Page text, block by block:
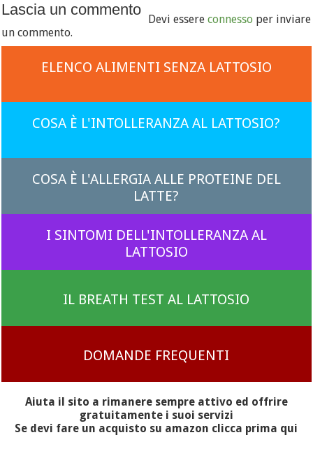
Lascia un commento
Devi essereconnesso per inviare
un commento.
ELENCO ALIMENTI SENZA LATTOSIO
COSA È L'INTOLLERANZA AL LATTOSIO?
COSA È L'ALLERGIA ALLE PROTEINE DEL
LATTE?
I SINTOMI DELL'INTOLLERANZA AL
LATTOSIO
IL BREATH TEST AL LATTOSIO
DOMANDE FREQUENTI
Aiuta il sito a rimanere sempre attivo ed offrire
gratuitamente i suoi servizi
Se devi fare un acquisto su amazon clicca prima qui